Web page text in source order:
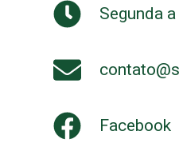
Segunda
Facebook